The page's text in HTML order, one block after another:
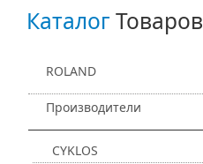
КаталогТоваров
ROLAND
Производители
CYKLOS